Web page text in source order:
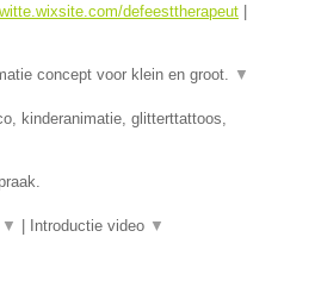
defeesttherapeut |
concept voor klein en groot. ▼
kinderanimatie, glitterttattoos,
▼ | Introductie video ▼